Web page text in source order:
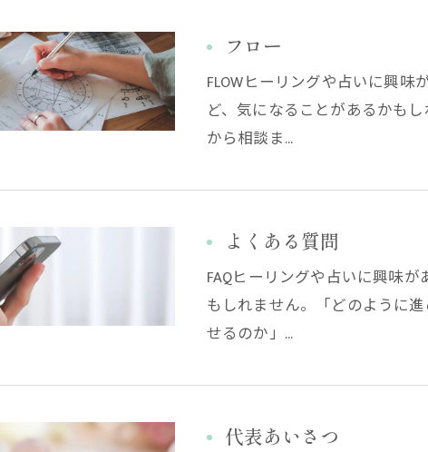
フロー
FLOWヒーリングや占いに興
ど、気になることがあるかも
から相談ま…
よくある質問
FAQヒーリングや占いに興味
もしれません。「どのように
せるのか」…
代表あいさつ